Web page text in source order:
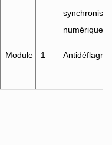
numérique
Module 1